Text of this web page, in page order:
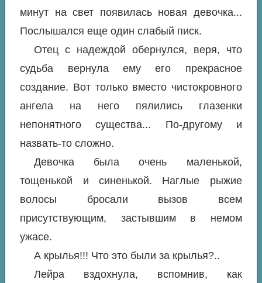
минут на свет появилась новая девочка...
Послышался еще один слабый писк.
Отец с надеждой обернулся, веря, что
судьба вернула ему его прекрасное
создание. Вот только вместо чистокровного
ангела на него пялились глазенки
непонятного существа... По-другому и
назвать-то сложно.
Девочка была очень маленькой,
тощенькой и синенькой. Наглые рыжие
волосы бросали вызов всем
присутствующим, застывшим в немом
ужасе.
А крылья!!! Что это были за крылья?..
Лейра вздохнула, вспомнив, как